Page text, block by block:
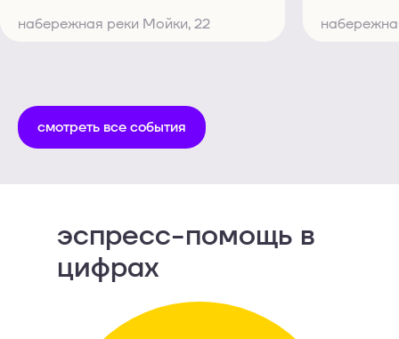
набережная реки Мойки, 22
смотреть все события
эспресс-помощь в
цифрах